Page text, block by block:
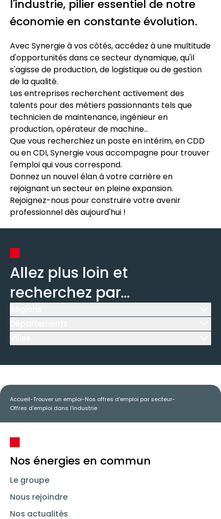
l'industrie, pilier essentiel de notre
économie en constante évolution.
Avec Synergie à vos côtés, accédez à une multitude
d'opportunités dans ce secteur dynamique, qu'il
s'agisse de production, de logistique ou de gestion
de la qualité.
Les entreprises recherchent activement des
talents pour des métiers passionnants tels que
technicien de maintenance, ingénieur en
production, opérateur de machine...
Que vous recherchiez un poste en intérim, en CDD
ou en CDI, Synergie vous accompagne pour trouver
l'emploi qui vous correspond.
Donnez un nouvel élan à votre carrière en
rejoignant un secteur en pleine expansion.
Rejoignez-nous pour construire votre avenir
professionnel dès aujourd'hui !
Allez plus loin et
recherchez par...
Accueil-Trouver un emploi-Nos offres d'emploi par secteur-
Offres d'emploi dans l'industrie
Nos énergies en commun
Le groupe
Nous rejoindre
Nos actualités